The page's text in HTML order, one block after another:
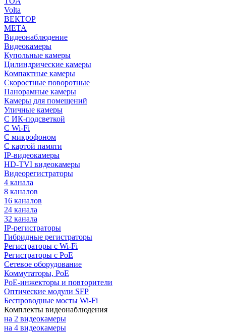
Volta
ВЕКТОР
МЕТА
Видеонаблюдение
Видеокамеры
Купольные камеры
Цилиндрические камеры
Компактные камеры
Скоростные поворотные
Панорамные камеры
Камеры для помещений
Уличные камеры
С ИК-подсветкой
С Wi-Fi
С микрофоном
С картой памяти
IP-видеокамеры
HD-TVI видеокамеры
Видеорегистраторы
4 канала
8 каналов
16 каналов
24 канала
32 канала
IP-регистраторы
Гибридные регистраторы
Регистраторы с Wi-Fi
Регистраторы с PoE
Сетевое оборудование
Коммутаторы, PoE
PoE-инжекторы и повторители
Оптические модули SFP
Беспроводные мосты Wi-Fi
Комплекты видеонаблюдения
на 2 видеокамеры
на 4 видеокамеры